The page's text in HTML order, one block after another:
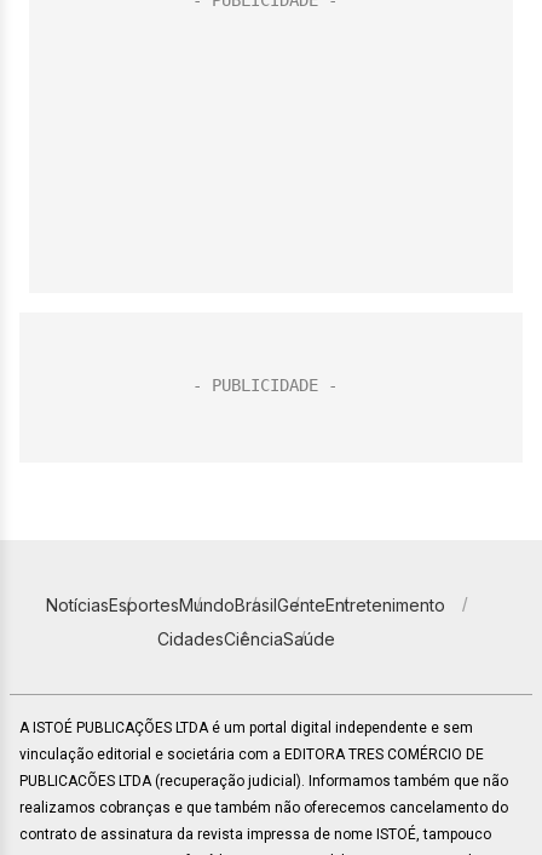
NotíciasEsportesMundoBrasilGenteEntretenimento
CidadesCiênciaSaúde
A ISTOÉ PUBLICAÇÕES LTDA é um portal digital independente e sem
vinculação editorial e societária com a EDITORA TRES COMÉRCIO DE
PUBLICACÕES LTDA (recuperação judicial). Informamos também que não
realizamos cobranças e que também não oferecemos cancelamento do
contrato de assinatura da revista impressa de nome ISTOÉ, tampouco